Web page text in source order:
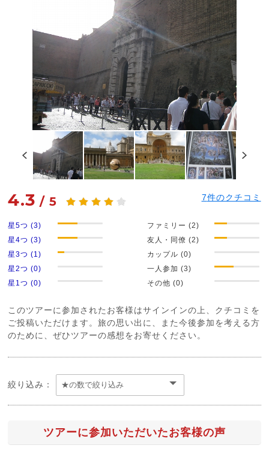
4.3 /5 7件のクチコミ
星5つ (3)
星4つ (3)
星3つ (1)
星2つ (0)
星1つ (0)
ファミリー (2)
友人・同僚 (2)
カップル (0)
一人参加 (3)
その他 (0)
このツアーに参加されたお客様はサインインの上、クチコミを
ご投稿いただけます。旅の思い出に、また今後参加を考える方
のために、ぜひツアーの感想をお寄せください。
絞り込み：
ツアーに参加いただいたお客様の声